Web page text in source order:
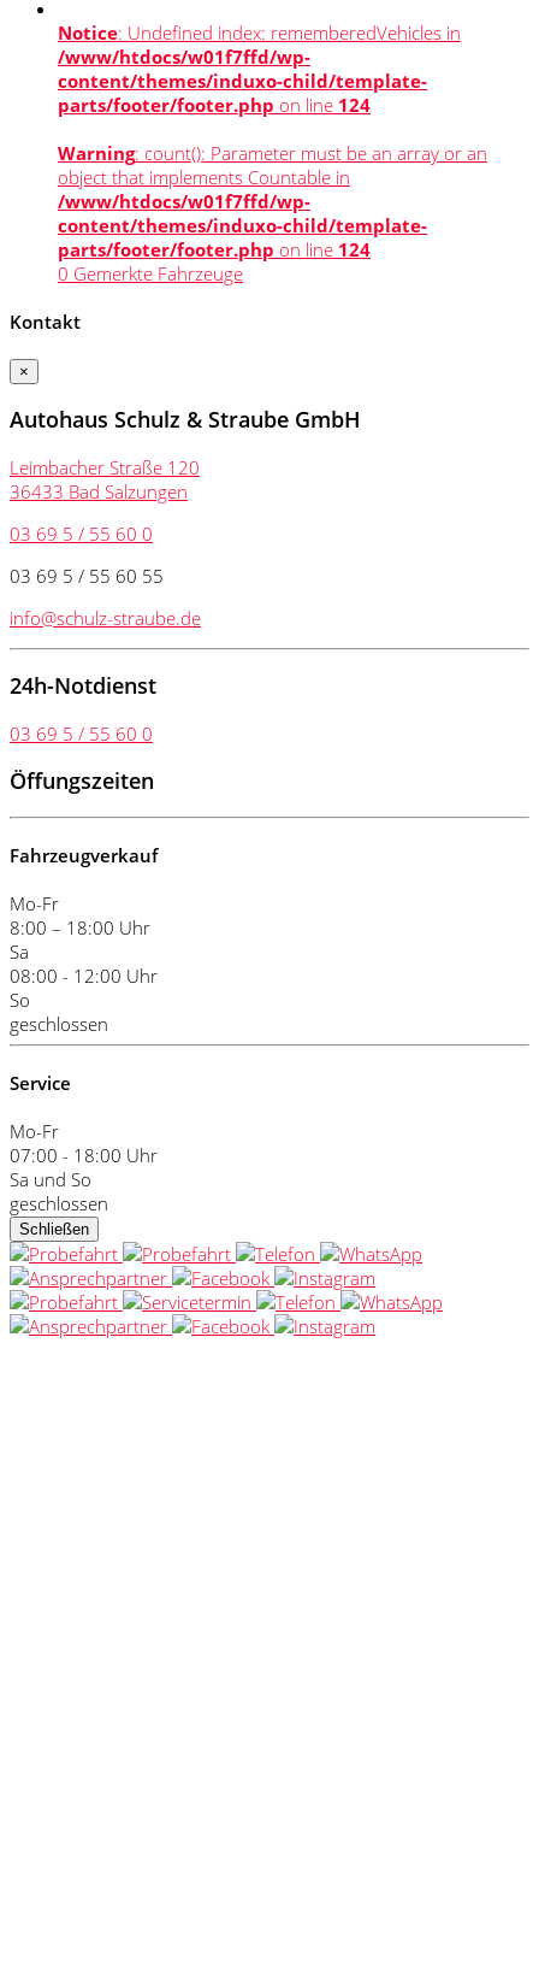
Notice: Undefined index: rememberedVehicles in
/www/htdocs/w01f7ffd/wp-
content/themes/induxo-child/template-
parts/footer/footer.php on line 124
Warning: count(): Parameter must be an array or an
object that implements Countable in
/www/htdocs/w01f7ffd/wp-
content/themes/induxo-child/template-
parts/footer/footer.php on line 124
0 Gemerkte Fahrzeuge
Kontakt
×
Autohaus Schulz & Straube GmbH
Leimbacher Straße 120
36433 Bad Salzungen
03 69 5 / 55 60 0
03 69 5 / 55 60 55
info@schulz-straube.de
24h-Notdienst
03 69 5 / 55 60 0
Öffungszeiten
Fahrzeugverkauf
Mo-Fr
8:00 – 18:00 Uhr
Sa
08:00 - 12:00 Uhr
So
geschlossen
Service
Mo-Fr
07:00 - 18:00 Uhr
Sa und So
geschlossen
Schließen